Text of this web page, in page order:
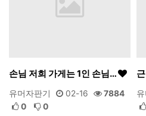
손님 저희 가게는 1인 손님…
유머자판기 02-16
7884
0
0